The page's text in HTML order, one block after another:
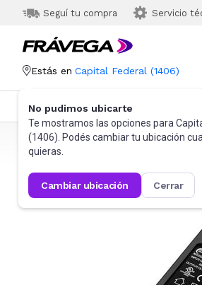
Seguí tu compra Servicio
Estás en Capital Federal (1406)
No pudimos ubicarte
Te mostramos las opciones para
(1406). Podés cambiar tu ubicación
quieras.
cambiar ubicación cerrar
Categorías Más Vendidos
Frávega Informática Accesorios de